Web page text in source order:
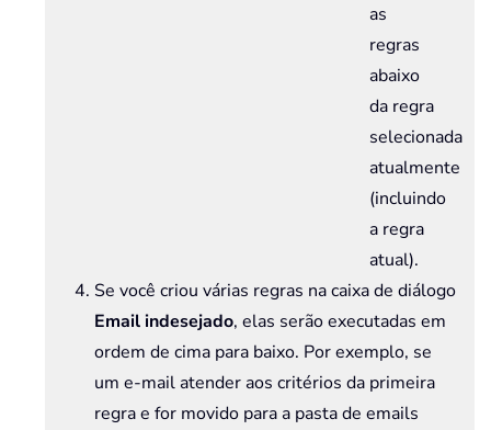
as
regras
abaixo
da regra
selecionada
atualmente
(incluindo
a regra
atual).
Se você criou várias regras na caixa de diálogo
Email indesejado, elas serão executadas em
ordem de cima para baixo. Por exemplo, se
um e-mail atender aos critérios da primeira
regra e for movido para a pasta de emails